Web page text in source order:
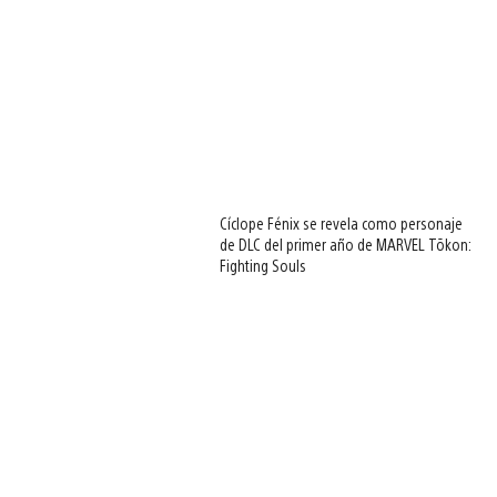
Cíclope Fénix se revela como personaje
de DLC del primer año de MARVEL Tōkon:
Fighting Souls